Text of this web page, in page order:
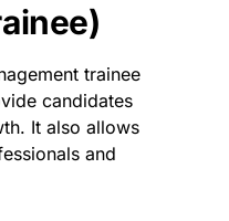
trainee
candidates
It also allows
and